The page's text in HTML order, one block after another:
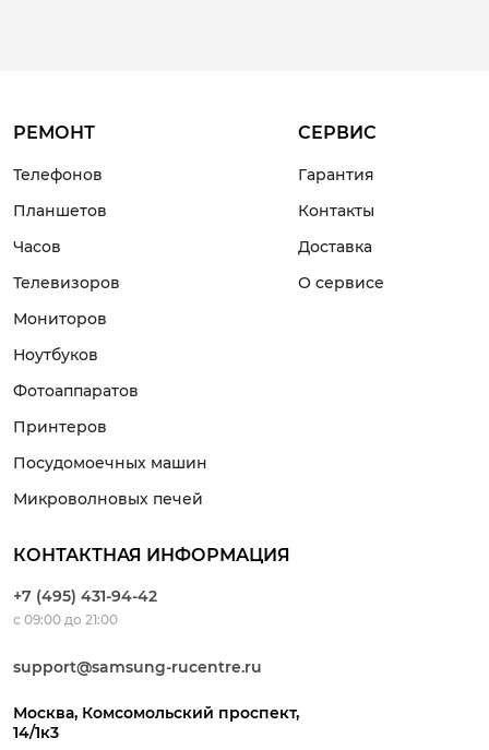
РЕМОНТ
Телефонов
Планшетов
Часов
Телевизоров
Мониторов
Ноутбуков
Фотоаппаратов
Принтеров
Посудомоечных машин
Микроволновых печей
СЕРВИС
Гарантия
Контакты
Доставка
О сервисе
КОНТАКТНАЯ ИНФОРМАЦИЯ
+7 (495) 431-94-42
с 09:00 до 21:00
support@samsung-rucentre.ru
Москва, Комсомольский проспект,
14/1к3